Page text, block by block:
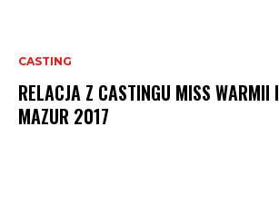
CASTING
RELACJA Z CASTINGU MISS WARMII I
MAZUR 2017